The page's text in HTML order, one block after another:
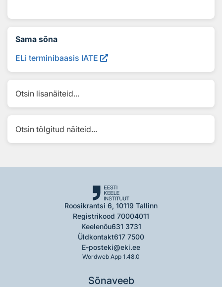
Sama sõna
ELi terminibaasis IATE
Otsin lisanäiteid...
Otsin tõlgitud näiteid...
Roosikrantsi 6, 10119 Tallinn
Registrikood 70004011
Keelenõu631 3731
Üldkontakt617 7500
E-posteki@eki.ee
Wordweb App 1.48.0
Sõnaveeb